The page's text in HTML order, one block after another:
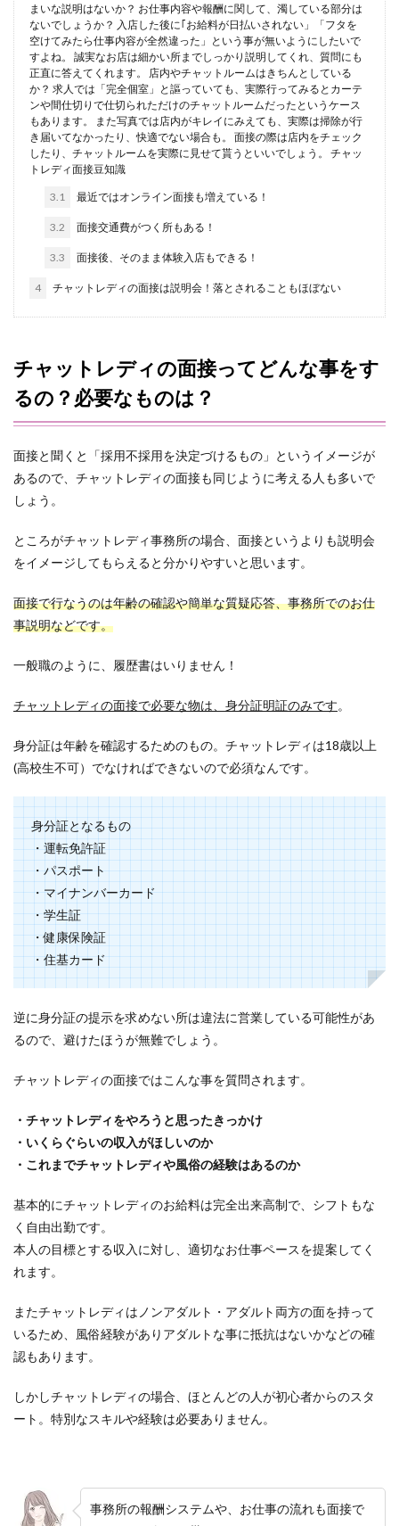
まいな説明はないか？ お仕事内容や報酬に関して、濁している部分は
ないでしょうか？ 入店した後に｢お給料が日払いされない」「フタを
空けてみたら仕事内容が全然違った」という事が無いようにしたいで
すよね。 誠実なお店は細かい所までしっかり説明してくれ、質問にも
正直に答えてくれます。 店内やチャットルームはきちんとしている
か？ 求人では「完全個室」と謳っていても、実際行ってみるとカーテ
ンや間仕切りで仕切られただけのチャットルームだったというケース
もあります。 また写真では店内がキレイにみえても、実際は掃除が行
き届いてなかったり、快適でない場合も。 面接の際は店内をチェック
したり、チャットルームを実際に見せて貰うといいでしょう。 チャッ
トレディ面接豆知識
3.1 最近ではオンライン面接も増えている！
3.2 面接交通費がつく所もある！
3.3 面接後、そのまま体験入店もできる！
4 チャットレディの面接は説明会！落とされることもほぼない
チャットレディの面接ってどんな事をす
るの？必要なものは？
面接と聞くと「採用不採用を決定づけるもの」というイメージが
あるので、チャットレディの面接も同じように考える人も多いで
しょう。
ところがチャットレディ事務所の場合、面接というよりも説明会
をイメージしてもらえると分かりやすいと思います。
面接で行なうのは年齢の確認や簡単な質疑応答、事務所でのお仕
事説明などです。
一般職のように、履歴書はいりません！
チャットレディの面接で必要な物は、身分証明証のみです。
身分証は年齢を確認するためのもの。チャットレディは18歳以上
(高校生不可）でなければできないので必須なんです。
身分証となるもの
・運転免許証
・パスポート
・マイナンバーカード
・学生証
・健康保険証
・住基カード
逆に身分証の提示を求めない所は違法に営業している可能性があ
るので、避けたほうが無難でしょう。
チャットレディの面接ではこんな事を質問されます。
・チャットレディをやろうと思ったきっかけ
・いくらぐらいの収入がほしいのか
・これまでチャットレディや風俗の経験はあるのか
基本的にチャットレディのお給料は完全出来高制で、シフトもな
く自由出勤です。
本人の目標とする収入に対し、適切なお仕事ペースを提案してく
れます。
またチャットレディはノンアダルト・アダルト両方の面を持って
いるため、風俗経験がありアダルトな事に抵抗はないかなどの確
認もあります。
しかしチャットレディの場合、ほとんどの人が初心者からのスタ
ート。特別なスキルや経験は必要ありません。
事務所の報酬システムや、お仕事の流れも面接で